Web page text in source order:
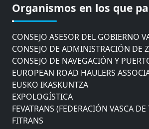
Organismos en los que
AYUNTAMIENTO DE DONOSTIA
COMITÉ DE INSPECCION DE
CONSEJO ASESOR DEL GOBIERNO
CONSEJO DE ADMINISTRACIÓN DE
CONSEJO DE NAVEGACIÓN Y
EUROPEAN ROAD HAULERS
EUSKO IKASKUNTZA
EXPOLOGÍSTICA
FEVATRANS (FEDERACIÓN VASCA
FITRANS